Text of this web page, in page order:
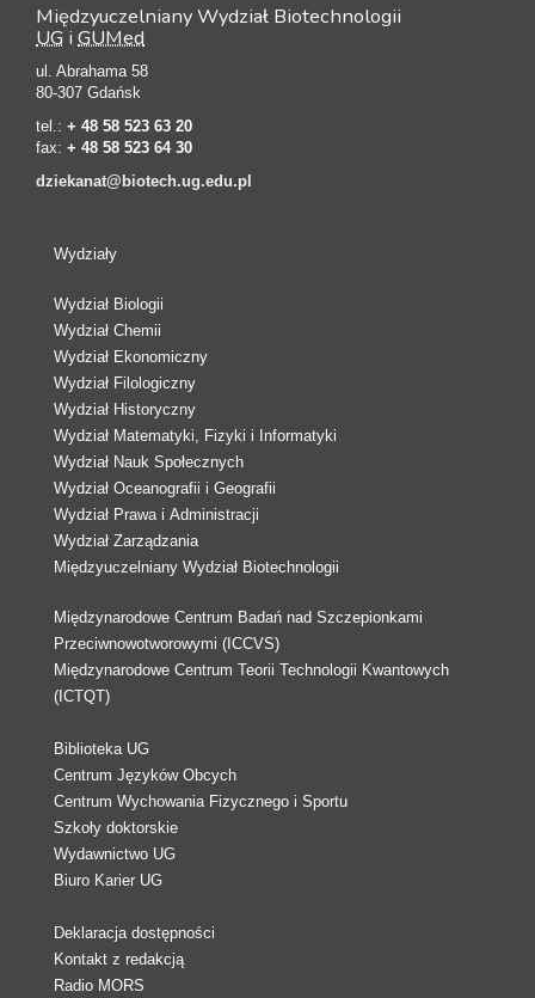
Międzyuczelniany Wydział Biotechnologii
UG i GUMed
ul. Abrahama 58
80-307 Gdańsk
tel.: + 48 58 523 63 20
fax: + 48 58 523 64 30
dziekanat@biotech.ug.edu.pl
Wydziały
Wydział Biologii
Wydział Chemii
Wydział Ekonomiczny
Wydział Filologiczny
Wydział Historyczny
Wydział Matematyki, Fizyki i Informatyki
Wydział Nauk Społecznych
Wydział Oceanografii i Geografii
Wydział Prawa i Administracji
Wydział Zarządzania
Międzyuczelniany Wydział Biotechnologii
Międzynarodowe Centrum Badań nad Szczepionkami
Przeciwnowotworowymi (ICCVS)
Międzynarodowe Centrum Teorii Technologii Kwantowych
(ICTQT)
Biblioteka UG
Centrum Języków Obcych
Centrum Wychowania Fizycznego i Sportu
Szkoły doktorskie
Wydawnictwo UG
Biuro Karier UG
Deklaracja dostępności
Kontakt z redakcją
Radio MORS